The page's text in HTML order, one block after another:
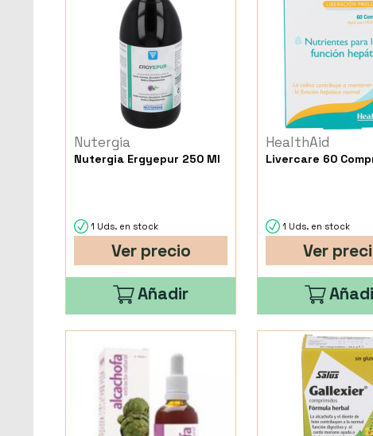
Nutergia
Nutergia Ergyepur 250 Ml
1 Uds. en stock
Ver precio
Añadir
HealthAid
Livercare 60
1 Uds. en stock
Ver